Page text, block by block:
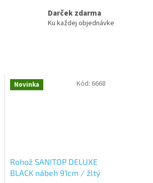
Darček zdarma
Ku každej objednávke
Novinka
Rohož SANITOP DELUXE
BLACK nábeh 91cm / žltý
Kód: 6668